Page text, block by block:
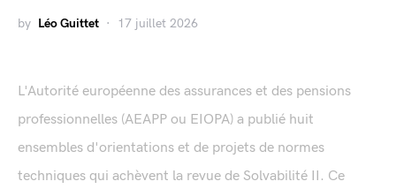
by Léo Guittet 17 juillet 2026
L'Autorité européenne des assurances et des pensions
professionnelles (AEAPP ou EIOPA) a publié huit
ensembles d'orientations et de projets de normes
techniques qui achèvent la revue de Solvabilité II. Ce